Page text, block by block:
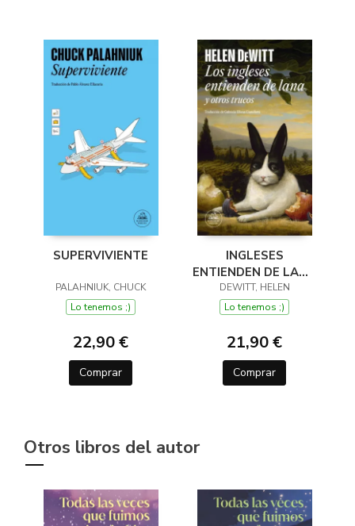
SUPERVIVIENTE
PALAHNIUK, CHUCK
Lo tenemos ;)
22,90 €
Comprar
INGLESES
ENTIENDEN DE LANA
(Y OTROS TRUCOS)
DEWITT, HELEN
Lo tenemos ;)
21,90 €
Comprar
Otros libros del autor